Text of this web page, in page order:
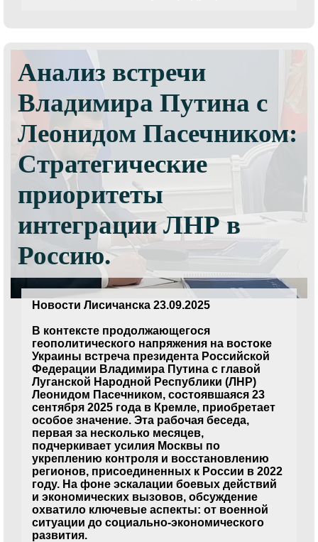
Анализ встречи
Владимира Путина с
Леонидом Пасечником:
Стратегические
приоритеты
интеграции ЛНР в
Россию.
Новости Лисичанска 23.09.2025
В контексте продолжающегося
геополитического напряжения на востоке
Украины встреча президента Российской
Федерации Владимира Путина с главой
Луганской Народной Республики (ЛНР)
Леонидом Пасечником, состоявшаяся 23
сентября 2025 года в Кремле, приобретает
особое значение. Эта рабочая беседа,
первая за несколько месяцев,
подчеркивает усилия Москвы по
укреплению контроля и восстановлению
регионов, присоединенных к России в 2022
году. На фоне эскалации боевых действий
и экономических вызовов, обсуждение
охватило ключевые аспекты: от военной
ситуации до социально-экономического
развития.